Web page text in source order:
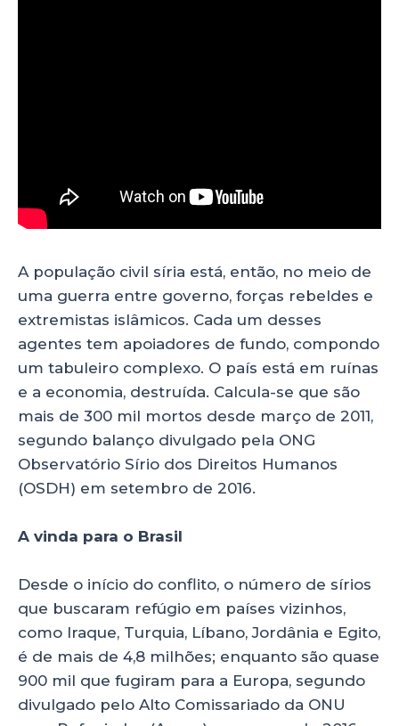
A população civil síria está, então, no meio de
uma guerra entre governo, forças rebeldes e
extremistas islâmicos. Cada um desses
agentes tem apoiadores de fundo, compondo
um tabuleiro complexo. O país está em ruínas
e a economia, destruída. Calcula-se que são
mais de 300 mil mortos desde março de 2011,
segundo balanço divulgado pela ONG
Observatório Sírio dos Direitos Humanos
(OSDH) em setembro de 2016.
A vinda para o Brasil
Desde o início do conflito, o número de sírios
que buscaram refúgio em países vizinhos,
como Iraque, Turquia, Líbano, Jordânia e Egito,
é de mais de 4,8 milhões; enquanto são quase
900 mil que fugiram para a Europa, segundo
divulgado pelo Alto Comissariado da ONU